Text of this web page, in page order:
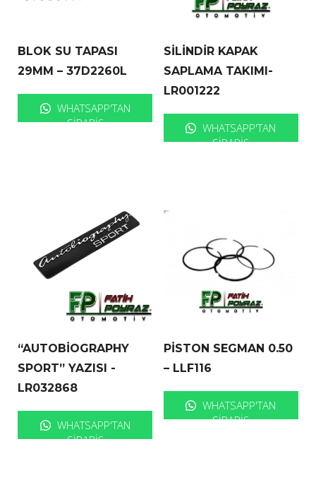
BLOK SU TAPASI
29MM – 37D2260L
WHATSAPP'TAN
SIPARIŞ
SİLİNDİR KAPAK
SAPLAMA TAKIMI-
LR001222
WHATSAPP'TAN
SIPARIŞ
“AUTOBİOGRAPHY
SPORT” YAZISI -
LR032868
WHATSAPP'TAN
SIPARIŞ
PİSTON SEGMAN 0.50
– LLF116
WHATSAPP'TAN
SIPARIŞ